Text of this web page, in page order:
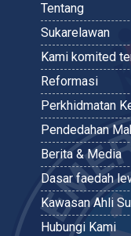
Tentang
Sukarelawan
Kami komited
Reformasi
Perkhidmatan
Pendedahan
Berita & Media
Dasar faedah
Kawasan Ahli
Hubungi Kami